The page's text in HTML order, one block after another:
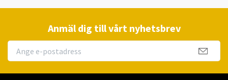
Anmäl dig till vårt nyhetsbrev